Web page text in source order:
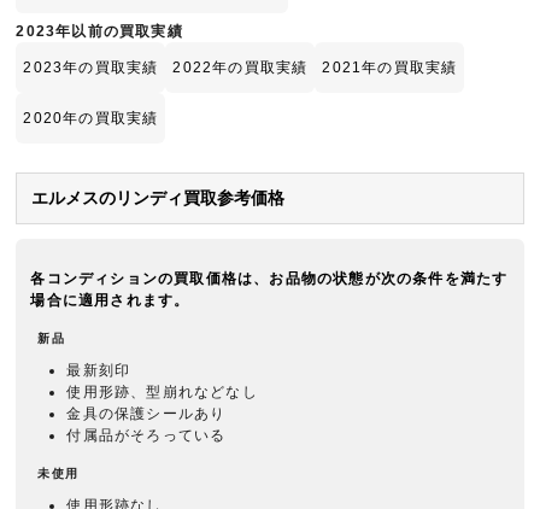
2023年以前の買取実績
2023年の買取実績 2022年の買取実績 2021年の買取実績
2020年の買取実績
エルメスのリンディ買取参考価格
各コンディションの買取価格は、お品物の状態が次の条件を満たす
場合に適用されます。
新品
最新刻印
使用形跡、型崩れなどなし
金具の保護シールあり
付属品がそろっている
未使用